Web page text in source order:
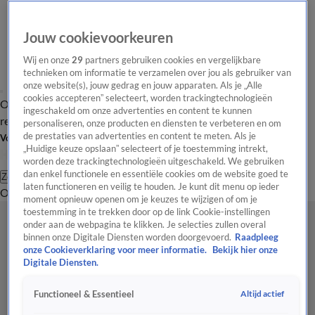
Overzicht Laatste nieuws Regionieuws Het beste van Hart
Tip de
redactie
Volg Hart van Nederland
Zoeken
OverzichtRegioUitzendingenWeerTip de redactiePanelVideo's
Jouw cookievoorkeuren
Wij en onze29 partners gebruiken cookies en vergelijkbare
technieken om informatie te verzamelen over jou als gebruiker van
onze website(s), jouw gedrag en jouw apparaten. Als je „Alle
cookies accepteren” selecteert, worden trackingtechnologieën
ingeschakeld om onze advertenties en content te kunnen
personaliseren, onze producten en diensten te verbeteren en om
de prestaties van advertenties en content te meten. Als je
„Huidige keuze opslaan” selecteert of je toestemming intrekt,
worden deze trackingtechnologieën uitgeschakeld. We gebruiken
dan enkel functionele en essentiële cookies om de website goed te
laten functioneren en veilig te houden. Je kunt dit menu op ieder
moment opnieuw openen om je keuzes te wijzigen of om je
toestemming in te trekken door op de link Cookie-instellingen
onder aan de webpagina te klikken. Je selecties zullen overal
binnen onze Digitale Diensten worden doorgevoerd. Raadpleeg
onze Cookieverklaring voor meer informatie.
Bekijk hier onze
Digitale Diensten.
Functioneel & Essentieel Altijd actief